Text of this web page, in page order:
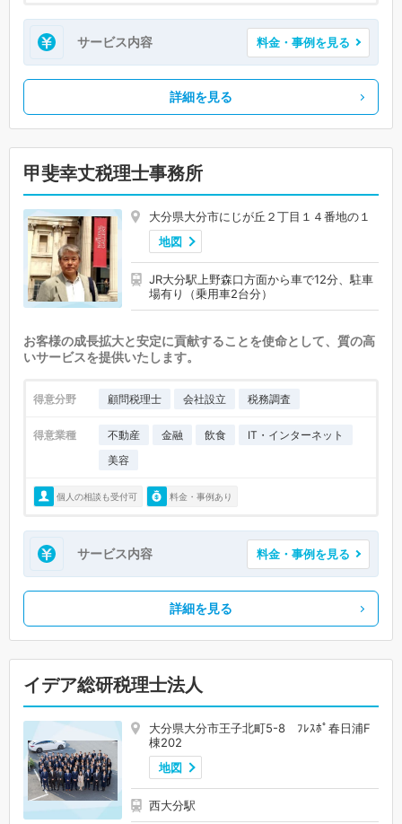
サービス内容 料金・事例を見る
詳細を見る
甲斐幸丈税理士事務所
大分県大分市にじが丘２丁目１４番地の１
地図
JR大分駅上野森口方面から車で12分、駐車
場有り（乗用車2台分）
お客様の成長拡大と安定に貢献することを使命として、質の高
いサービスを提供いたします。
得意分野 顧問税理士 会社設立 税務調査
得意業種 不動産 金融 飲食
IT・インターネット
美容
個人の相談も受付可 料金・事例あり
サービス内容 料金・事例を見る
詳細を見る
イデア総研税理士法人
大分県大分市王子北町5-8 ﾌﾚｽﾎﾟ春日浦F
棟202
地図
西大分駅